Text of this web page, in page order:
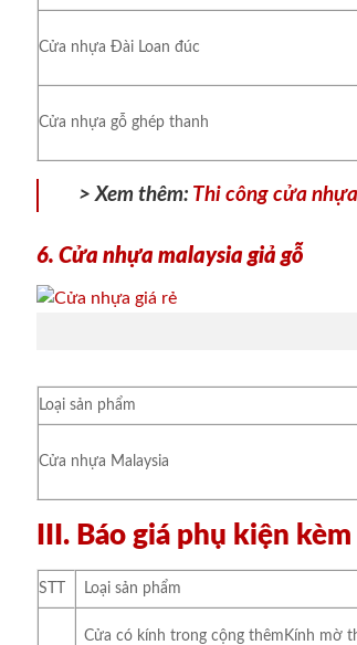
Cửa nhựa Đài Loan đúc
Cửa nhựa gỗ ghép thanh
> Xem thêm: Thi công cửa
6. Cửa nhựa malaysia giả gỗ
Loại sản phẩm
Cửa nhựa Malaysia
III. Báo giá phụ kiện
STT Loại sản phẩm
Cửa có kính trong cộng thêmKính mờ